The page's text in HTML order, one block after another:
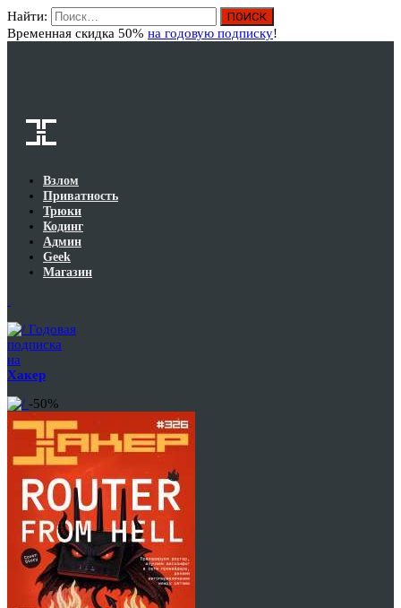
Найти:
Временная скидка 50% на годовую подписку!
Взлом
Приватность
Трюки
Кодинг
Админ
Geek
Магазин
Годовая
подписка
на
Хакер
-50%